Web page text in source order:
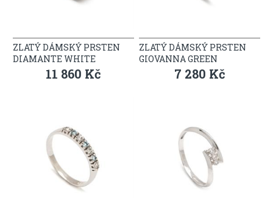
ZLATÝ DÁMSKÝ PRSTEN
DIAMANTE WHITE
11 860 Kč
ZLATÝ DÁMSKÝ PRSTEN
GIOVANNA GREEN
7 280 Kč